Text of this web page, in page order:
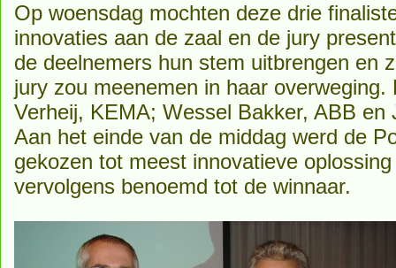
Op woensdag mochten deze drie
innovaties aan de zaal en de jury
de deelnemers hun stem uitbrengen en
jury zou meenemen in haar
Verheij, KEMA; Wessel Bakker, ABB en
Aan het einde van de middag werd de
gekozen tot meest innovatieve
vervolgens benoemd tot de winnaar.